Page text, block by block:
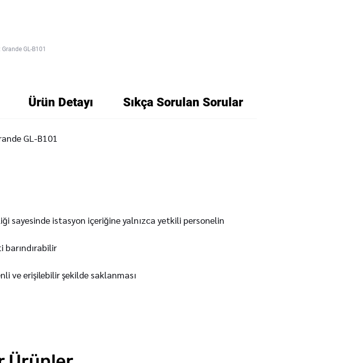
GL-B101
Ürün Detayı Sıkça Sorulan Sorular
GL-B101
sayesinde istasyon içeriğine yalnızca yetkili personelin
barındırabilir
ve erişilebilir şekilde saklanması